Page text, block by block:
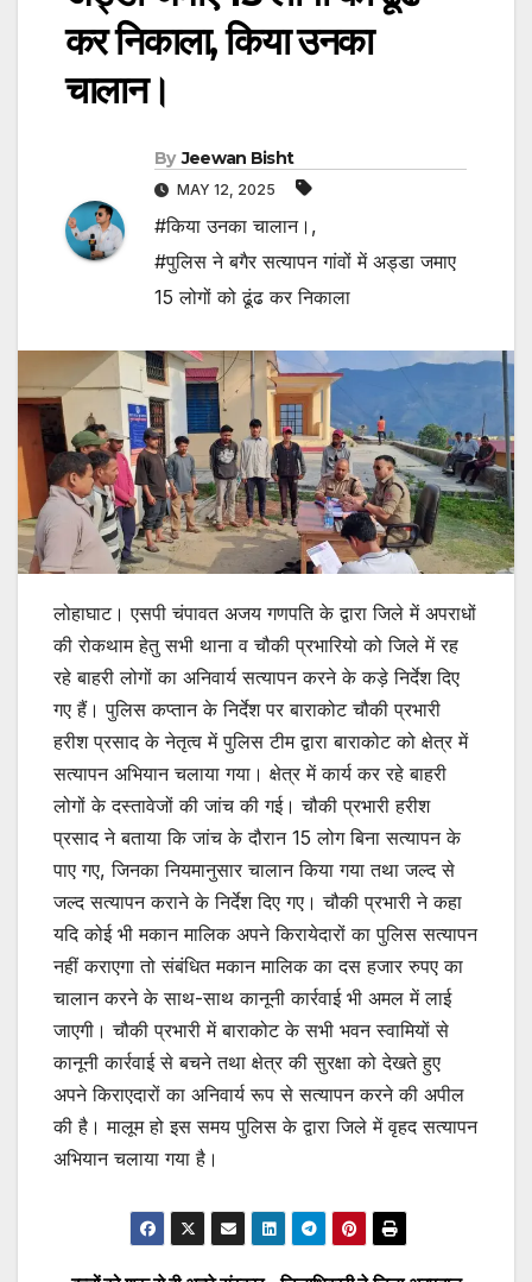
कर निकाला, किया उनका
चालान।
By Jeewan Bisht
MAY 12, 2025
#किया उनका चालान। ,
#पुलिस ने बगैर सत्यापन गांवों में अड्डा जमाए
15 लोगों को ढूंढ कर निकाला
लोहाघाट। एसपी चंपावत अजय गणपति के द्वारा जिले में अपराधों
की रोकथाम हेतु सभी थाना व चौकी प्रभारियो को जिले में रह
रहे बाहरी लोगों का अनिवार्य सत्यापन करने के कड़े निर्देश दिए
गए हैं। पुलिस कप्तान के निर्देश पर बाराकोट चौकी प्रभारी
हरीश प्रसाद के नेतृत्व में पुलिस टीम द्वारा बाराकोट को क्षेत्र में
सत्यापन अभियान चलाया गया। क्षेत्र में कार्य कर रहे बाहरी
लोगों के दस्तावेजों की जांच की गई। चौकी प्रभारी हरीश
प्रसाद ने बताया कि जांच के दौरान 15 लोग बिना सत्यापन के
पाए गए, जिनका नियमानुसार चालान किया गया तथा जल्द से
जल्द सत्यापन कराने के निर्देश दिए गए। चौकी प्रभारी ने कहा
यदि कोई भी मकान मालिक अपने किरायेदारों का पुलिस सत्यापन
नहीं कराएगा तो संबंधित मकान मालिक का दस हजार रुपए का
चालान करने के साथ-साथ कानूनी कार्रवाई भी अमल में लाई
जाएगी। चौकी प्रभारी में बाराकोट के सभी भवन स्वामियों से
कानूनी कार्रवाई से बचने तथा क्षेत्र की सुरक्षा को देखते हुए
अपने किराएदारों का अनिवार्य रूप से सत्यापन करने की अपील
की है। मालूम हो इस समय पुलिस के द्वारा जिले में वृहद सत्यापन
अभियान चलाया गया है।